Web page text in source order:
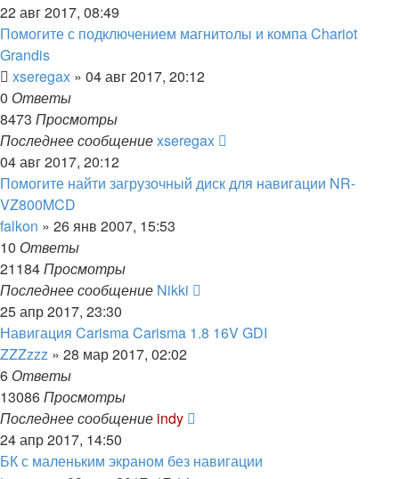
22 авг 2017, 08:49
Помогите с подключением магнитолы и компа Chariot
Grandis
xseregax » 04 авг 2017, 20:12
0 Ответы
8473 Просмотры
Последнее сообщениеxseregax
04 авг 2017, 20:12
Помогите найти загрузочный диск для навигации NR-
VZ800MCD
falkon » 26 янв 2007, 15:53
10 Ответы
21184Просмотры
Последнее сообщение Nikki
25 апр 2017, 23:30
Навигация Carisma Carisma 1.8 16V GDI
ZZZzzz » 28 мар 2017, 02:02
6 Ответы
13086Просмотры
Последнее сообщение indy
24 апр 2017, 14:50
БК с маленьким экраном без навигации